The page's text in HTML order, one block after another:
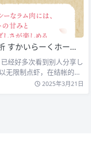
らーくホールディングス 3197
经好多次看到别人分享し
无限制点虾，在结帐的时
2025年3月21日